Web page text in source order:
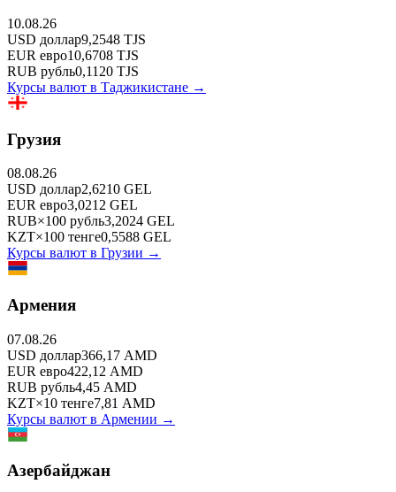
10.08.26
USD доллар9,2548 TJS
EUR евро10,6708 TJS
RUB рубль0,1120 TJS
Курсы валют в Таджикистане →
Грузия
08.08.26
USD доллар2,6210 GEL
EUR евро3,0212 GEL
RUB×100 рубль3,2024 GEL
KZT×100 тенге0,5588 GEL
Курсы валют в Грузии →
Армения
07.08.26
USD доллар366,17 AMD
EUR евро422,12 AMD
RUB рубль4,45 AMD
KZT×10 тенге7,81 AMD
Курсы валют в Армении →
Азербайджан